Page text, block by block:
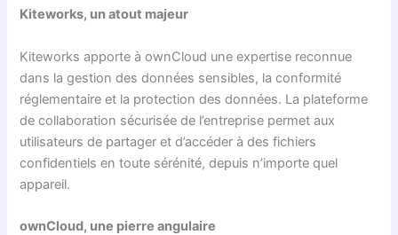
Kiteworks, un atout majeur
Kiteworks apporte à ownCloud une expertise reconnue
dans la gestion des données sensibles, la conformité
réglementaire et la protection des données. La plateforme
de collaboration sécurisée de l’entreprise permet aux
utilisateurs de partager et d’accéder à des fichiers
confidentiels en toute sérénité, depuis n’importe quel
appareil.
ownCloud, une pierre angulaire